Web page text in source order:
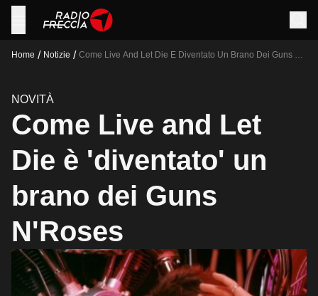
Home / Notizie / Come Live And Let Die E Diventato Un Brano Dei Guns N
NOVITÀ
Come Live and Let
Die è 'diventato' un
brano dei Guns
N'Roses